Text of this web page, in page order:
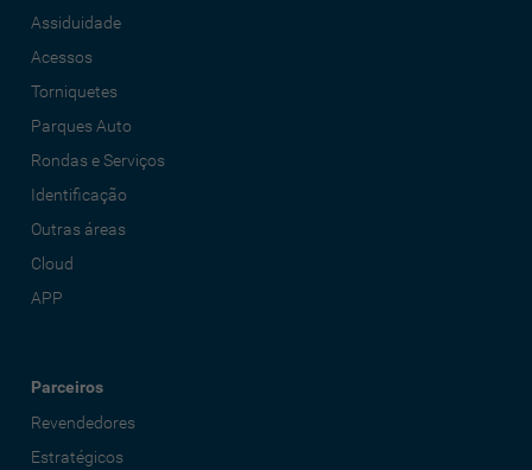
Assiduidade
Acessos
Torniquetes
Parques Auto
Rondas e Serviços
Identificação
Outras áreas
Cloud
APP
Parceiros
Revendedores
Estratégicos